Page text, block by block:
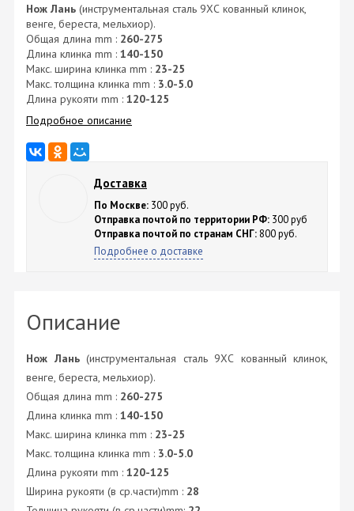
Нож Лань (инструментальная сталь 9ХС кованный клинок,
венге, береста, мельхиор).
Общая длина mm : 260-275
Длина клинка mm : 140-150
Макс. ширина клинка mm : 23-25
Макс. толщина клинка mm : 3.0-5.0
Длина рукояти mm : 120-125
Подробное описание
Доставка
По Москве: 300 руб.
Отправка почтой по территории РФ: 300 руб
Отправка почтой по странам СНГ: 800 руб.
Подробнее о доставке
Описание
Нож Лань(инструментальная сталь 9ХС кованный клинок,
венге, береста, мельхиор).
Общая длина mm : 260-275
Длина клинка mm : 140-150
Макс. ширина клинка mm : 23-25
Макс. толщина клинка mm : 3.0-5.0
Длина рукояти mm : 120-125
Ширина рукояти (в ср.части)mm : 28